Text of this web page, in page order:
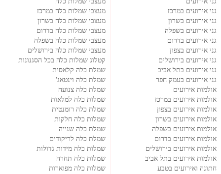
גני אירועים במרכז
גני אירועים בשרון
גני אירועים בשפלה
גני אירועים בדרום
גני אירועים בצפון
גני אירועים בירושלים
גני אירועים בתל אביב
גני אירועים בעמק חפר
אולמות אירועים
אולמות אירועים במרכז
אולמות אירועים בצפון
אולמות אירועים בשרון
אולמות אירועים בשפלה
אולמות אירועים בדרום
אולמות אירועים בירושלים
אולמות אירועים בתל אביב
חתונה ואירועים בטבע
מעצבי שמלות כלה במרכז
מעצבי שמלות כלה בשרון
מעצבי שמלות כלה בדרום
מעצבי שמלות כלה בשפלה
מעצבי שמלות כלה בירושלים
קטלוג שמלות כלה בכל הסגנונות
שמלת כלה קלאסית
שמלת כלה וינטאג'
שמלת כלה צנועה
שמלות כלה למלאות
שמלת כלה רומנטית
שמלות כלה חלקות
שמלת כלה שנייה
שמלת כלה לריקודים
שמלות כלה מידות גדולות
שמלות כלה תחרה
שמלות כלה מפוארות